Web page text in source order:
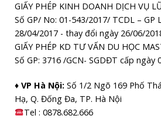
GIẤY PHÉP KINH DOANH DỊCH VỤ
Số GP/ No: 01-543/2017/ TCDL – GP
28/04/2017 - thay đổi ngày 26/06/
GIẤY PHÉP KD TƯ VẤN DU HỌC
Số GP: 3716 /GCN- SGDĐT cấp ngày
♦ VP Hà Nội: Số 1/2 Ngõ 169 Phố
Hạ, Q. Đống Đa, TP. Hà Nội
Tel :0878.682.666